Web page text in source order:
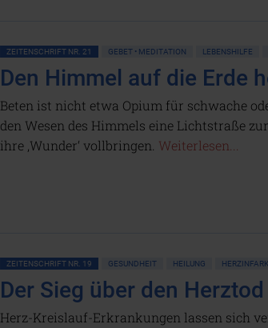
ZEITENSCHRIFT NR. 21 GEBET • MEDITATION LEBENSHILFE
Den Himmel auf die Erde
Beten ist nicht etwa Opium für schwache
den Wesen des Himmels eine Lichtstraße
ihre ‚Wunder‘ vollbringen. Weiterlesen...
ZEITENSCHRIFT NR. 19 GESUNDHEIT HEILUNG
Der Sieg über den Herztod
Herz-Kreislauf-Erkrankungen lassen sich